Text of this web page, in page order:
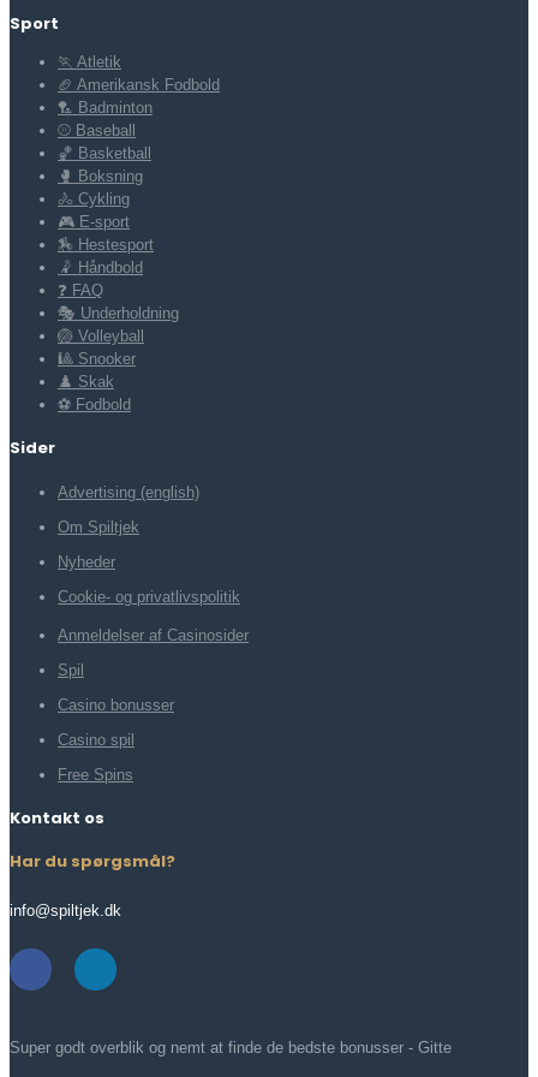
Sport
🏃 Atletik
🏈 Amerikansk Fodbold
🏸 Badminton
⚾ Baseball
🏀 Basketball
🥊 Boksning
🚴 Cykling
🎮 E-sport
🏇 Hestesport
🤾 Håndbold
❓ FAQ
🎭 Underholdning
🏐 Volleyball
🎱 Snooker
♟️ Skak
⚽ Fodbold
Sider
Advertising (english)
Om Spiltjek
Nyheder
Cookie- og privatlivspolitik
Anmeldelser af Casinosider
Spil
Casino bonusser
Casino spil
Free Spins
Kontakt os
Har du spørgsmål?
info@spiltjek.dk
Super godt overblik og nemt at finde de bedste bonusser - Gitte